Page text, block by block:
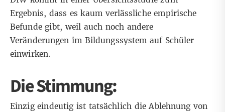
Ergebnis, dass es kaum verlässliche empirische
Befunde gibt, weil auch noch andere
Veränderungen im Bildungssystem auf Schüler
einwirken.
Die Stimmung:
Einzig eindeutig ist tatsächlich die Ablehnung von